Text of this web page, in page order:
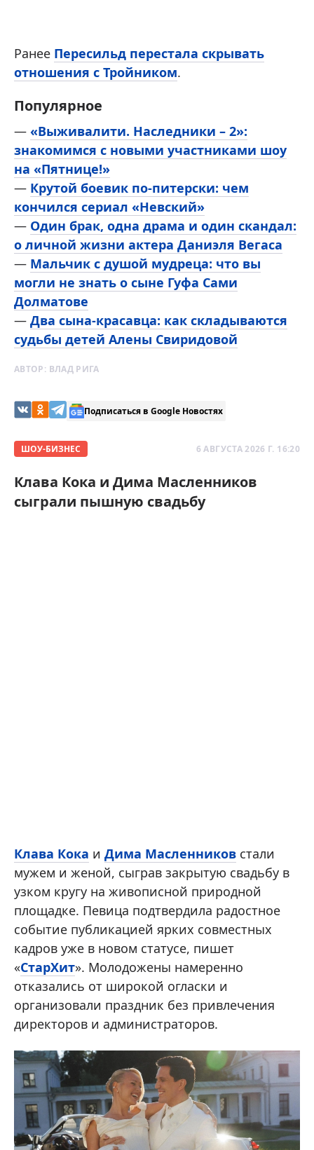
Ранее Пересильд перестала скрывать
отношения с Тройником.
Популярное
— «Выживалити. Наследники – 2»:
знакомимся с новыми участниками шоу
на «Пятнице!»
— Крутой боевик по-питерски: чем
кончился сериал «Невский»
— Один брак, одна драма и один скандал:
о личной жизни актера Даниэля Вегаса
— Мальчик с душой мудреца: что вы
могли не знать о сыне Гуфа Сами
Долматове
— Два сына-красавца: как складываются
судьбы детей Алены Свиридовой
АВТОР: ВЛАД РИГА
Подписаться в Google Новостях
ШОУ-БИЗНЕС 6 АВГУСТА 2026 Г. 16:20
Клава Кока и Дима Масленников
сыграли пышную свадьбу
Клава Кока и Дима Масленников стали
мужем и женой, сыграв закрытую свадьбу в
узком кругу на живописной природной
площадке. Певица подтвердила радостное
событие публикацией ярких совместных
кадров уже в новом статусе, пишет
«СтарХит». Молодожены намеренно
отказались от широкой огласки и
организовали праздник без привлечения
директоров и администраторов.